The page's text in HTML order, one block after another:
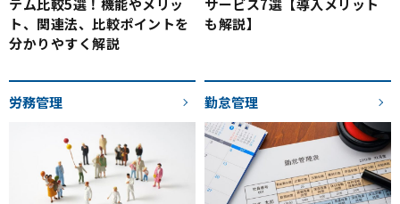
テム比較5選！機能やメリッ
ト、関連法、比較ポイントを
分かりやすく解説
サービス7選【導入メリット
も解説】
労務管理 勤怠管理